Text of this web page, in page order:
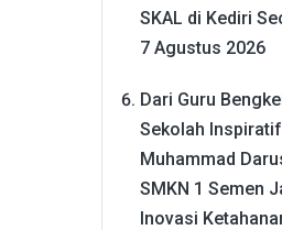
SKAL di Kediri
7 Agustus 2026
Dari Guru
Sekolah
Muhammad
SMKN 1 Semen
Inovasi